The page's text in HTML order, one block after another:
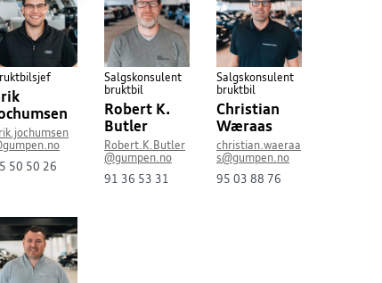
50 50 26
Salgskonsulent
bruktbil
Robert K.
Butler
Robert.K.Butler
@gumpen.no
91 36 53 31
Salgskonsulent
bruktbil
Christian
Wæraas
christian.waeraa
s@gumpen.no
95 03 88 76